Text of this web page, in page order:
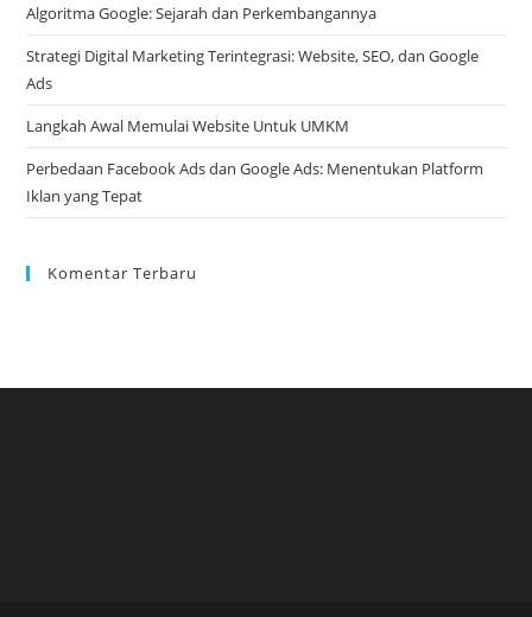
Algoritma Google: Sejarah dan Perkembangannya
Strategi Digital Marketing Terintegrasi: Website, SEO, dan Google
Ads
Langkah Awal Memulai Website Untuk UMKM
Perbedaan Facebook Ads dan Google Ads: Menentukan Platform
Iklan yang Tepat
Komentar Terbaru